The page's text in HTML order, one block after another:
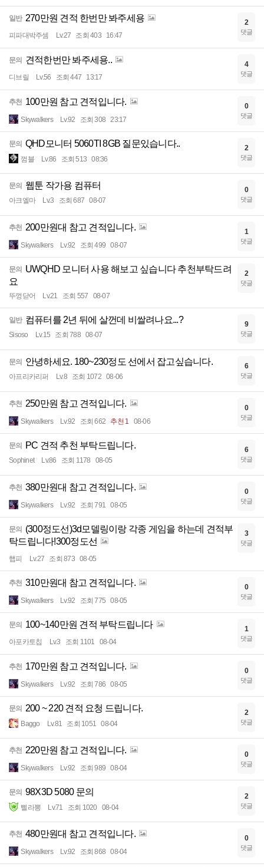
일반 270만원 견적 한번만 봐주세용
피파대박주셈 Lv.27 조회 403 16:47
2
댓글
문의 견적한번만 봐주세용..
디브릴 Lv.56 조회 447 13:17
4
댓글
추천 100만원 참고 견적입니다.
Skywalkers Lv.92 조회 308 23:17
0
댓글
문의 QHD모니터 5060TI 8GB 질문있습니다..
껌블 Lv.86 조회 513 08:36
2
댓글
문의 웹툰 작가용 컴퓨터
아크엘마 Lv.3 조회 687 08-07
0
댓글
추천 200만원대 참고 견적입니다.
Skywalkers Lv.92 조회 499 08-07
1
댓글
문의 UWQHD 모니터 사용 해보고 싶습니다 추천부탁드려
요
뚜껑닫어 Lv.21 조회 557 08-07
2
댓글
일반 컴퓨터를 2년 뒤에 살껀데 비쌀려나요...?
Sisoso Lv.15 조회 788 08-07
9
댓글
문의 안녕하세요. 180~230정도 선에서 잡고싶습니다.
아프리카리퍼 Lv.8 조회 1072 08-06
6
댓글
추천 250만원 참고 견적입니다.
Skywalkers Lv.92 조회 662 추천 1 08-06
0
댓글
문의 PC 견적 추천 부탁드립니다.
Sophinet Lv.86 조회 1178 08-05
6
댓글
추천 380만원대 참고 견적입니다.
Skywalkers Lv.92 조회 791 08-05
0
댓글
문의 (300정도선)3d모델링이랑 각종 게임을 하는데 견적부
탁드립니다!300정도선
햅피 Lv.27 조회 873 08-05
3
댓글
추천 310만원대 참고 견적입니다.
Skywalkers Lv.92 조회 775 08-05
0
댓글
문의 100~140만원 견적 부탁드립니다
아포카토칩 Lv.3 조회 1101 08-04
1
댓글
추천 170만원 참고 견적입니다.
Skywalkers Lv.92 조회 786 08-05
0
댓글
문의 200 ~ 220 견적 요청 드립니다.
Baggo Lv.81 조회 1051 08-04
2
댓글
추천 220만원 참고 견적입니다.
Skywalkers Lv.92 조회 989 08-04
0
댓글
문의 98X3D 5080 문의
삘라뽕 Lv.71 조회 1020 08-04
2
댓글
추천 480만원대 참고 견적입니다.
Skywalkers Lv.92 조회 868 08-04
0
댓글